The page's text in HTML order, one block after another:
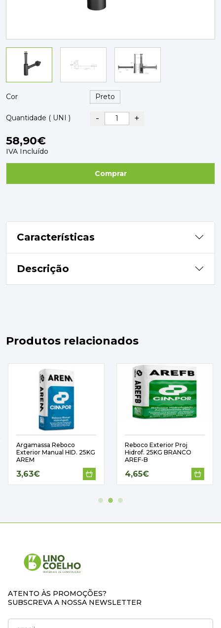
TINTAS, DROGAS E LIMPEZA
DYRUP
SKIL
Cor
Quantidade ( UNI ) - +
58,90€
IVA Incluído
Comprar
Características
Descrição
Produtos relacionados
Argamassa Reboco
Exterior Manual HID. 25KG
AREM
3,63€
Reboco Exterior Proj
Hidrof. 25KG BRANCO
AREF-B
4,65€
ATENTO ÀS PROMOÇÕES?
SUBSCREVA A NOSSA NEWSLETTER